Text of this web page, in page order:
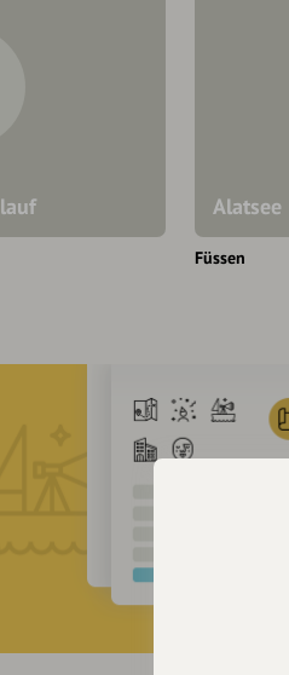
Alatsee
Füssen